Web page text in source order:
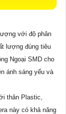
với độ phân
lượng đúng tiêu
Ngoại SMD cho
ánh sáng yếu và
thân Plastic,
này có khả năng